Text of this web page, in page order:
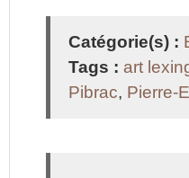
Catégorie(s) :
Tags : art
Pibrac, Pierre-